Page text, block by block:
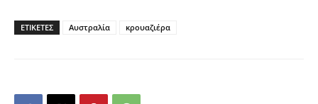
ΕΤΙΚΕΤΕΣ Αυστραλία κρουαζιέρα